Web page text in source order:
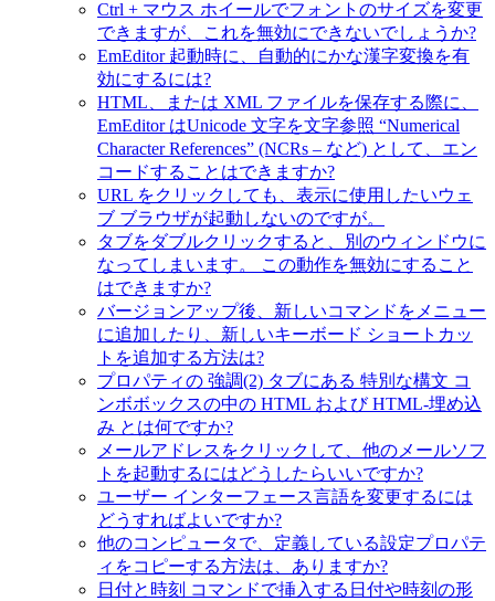
Ctrl + マウス ホイールでフォントのサイズを変更
できますが、これを無効にできないでしょうか?
EmEditor 起動時に、自動的にかな漢字変換を有
効にするには?
HTML、または XML ファイルを保存する際に、
EmEditor はUnicode 文字を文字参照 “Numerical
Character References” (NCRs – など) として、エン
コードすることはできますか?
URL をクリックしても、表示に使用したいウェ
ブ ブラウザが起動しないのですが。
タブをダブルクリックすると、別のウィンドウに
なってしまいます。 この動作を無効にすること
はできますか?
バージョンアップ後、新しいコマンドをメニュー
に追加したり、新しいキーボード ショートカッ
トを追加する方法は?
プロパティの 強調(2) タブにある 特別な構文 コ
ンボボックスの中の HTML および HTML-埋め込
み とは何ですか?
メールアドレスをクリックして、他のメールソフ
トを起動するにはどうしたらいいですか?
ユーザー インターフェース言語を変更するには
どうすればよいですか?
他のコンピュータで、定義している設定プロパテ
ィをコピーする方法は、ありますか?
日付と時刻 コマンドで挿入する日付や時刻の形